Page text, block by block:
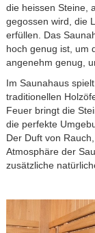
die heissen Steine,
gegossen wird, die
erfüllen. Das
hoch genug ist, um
angenehm genug,
Im Saunahaus
traditionellen
Feuer bringt die
die perfekte
Der Duft von
Atmosphäre der
zusätzliche